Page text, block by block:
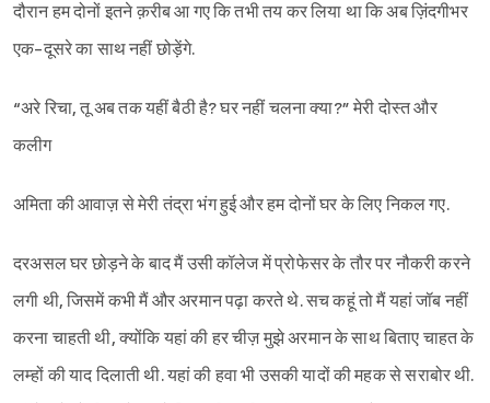
दौरान हम दोनों इतने क़रीब आ गए कि तभी तय कर लिया था कि अब ज़िंदगीभर
एक-दूसरे का साथ नहीं छोड़ेंगे.
“अरे रिचा, तू अब तक यहीं बैठी है? घर नहीं चलना क्या?” मेरी दोस्त और
कलीग
अमिता की आवाज़ से मेरी तंद्रा भंग हुई और हम दोनों घर के लिए निकल गए.
दरअसल घर छोड़ने के बाद मैं उसी कॉलेज में प्रोफेसर के तौर पर नौकरी करने
लगी थी, जिसमें कभी मैं और अरमान पढ़ा करते थे. सच कहूं तो मैं यहां जॉब नहीं
करना चाहती थी, क्योंकि यहां की हर चीज़ मुझे अरमान के साथ बिताए चाहत के
लम्हों की याद दिलाती थी. यहां की हवा भी उसकी यादों की महक से सराबोर थी.